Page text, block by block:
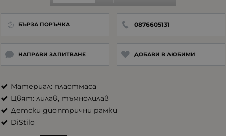
БЪРЗА ПОРЪЧКА 0876605131
НАПРАВИ ЗАПИТВАНЕ ДОБАВИ В ЛЮБИМИ
Материал: пластмаса
Цвят: лилав, тъмнолилав
Детски диоптрични рамки
DiStilo